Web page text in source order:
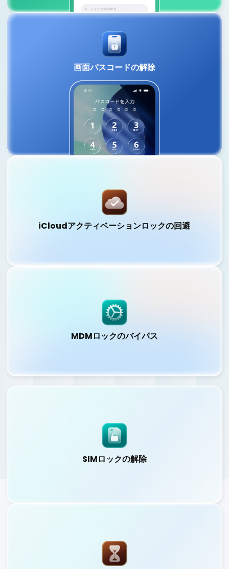
画面パスコードの解除
画面パスコードの解除
Face ID・Touch ID・PINコード・カスタムパスコードな
ど、あらゆる画面ロックをワンクリックで解除できます。
詳しくはこちら
iCloudアクティベーションロックの回避
iPhone / iPadへのアクセスを取り戻せます。
MDMロックのバイパス
削除します。
SIMロックの解除